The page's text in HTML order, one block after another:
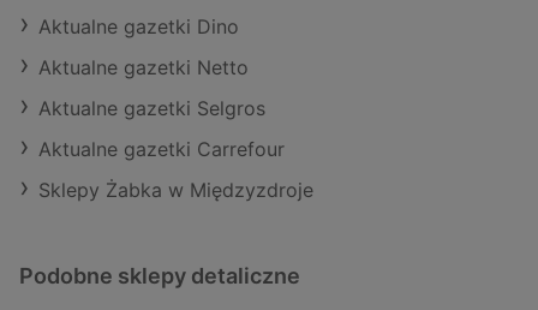
Aktualne gazetki Dino
Aktualne gazetki Netto
Aktualne gazetki Selgros
Aktualne gazetki Carrefour
Sklepy Żabka w Międzyzdroje
Podobne sklepy detaliczne